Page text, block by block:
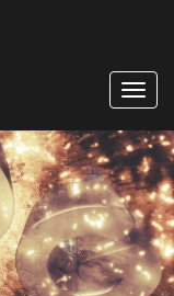
Rozwiń